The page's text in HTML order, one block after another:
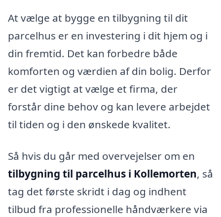
At vælge at bygge en tilbygning til dit
parcelhus er en investering i dit hjem og i
din fremtid. Det kan forbedre både
komforten og værdien af din bolig. Derfor
er det vigtigt at vælge et firma, der
forstår dine behov og kan levere arbejdet
til tiden og i den ønskede kvalitet.
Så hvis du går med overvejelser om en
tilbygning til parcelhus i Kollemorten, så
tag det første skridt i dag og indhent
tilbud fra professionelle håndværkere via